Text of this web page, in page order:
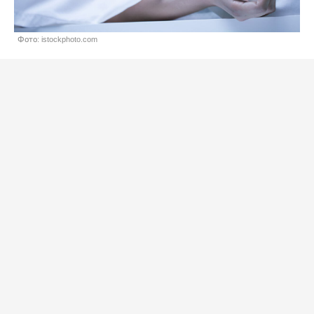
Фото: istockphoto.com